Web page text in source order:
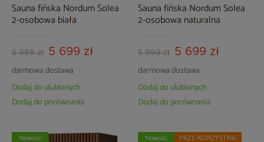
Sauna fińska Nordum Solea
2-osobowa biała
5 999 zł 5 699 zł
darmowa dostawa
Dodaj do ulubionych
Dodaj do porównania
Sauna fińska Nordum Solea
2-osobowa naturalna
5 999 zł 5 699 zł
darmowa dostawa
Dodaj do ulubionych
Dodaj do porównania
Nowość Nowość PRZE-KORZYSTNIE